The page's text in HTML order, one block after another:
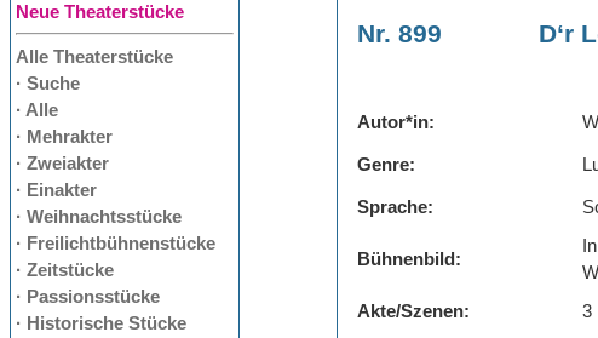
Neue Theaterstücke
Alle Theaterstücke
· Suche
· Alle
· Mehrakter
· Zweiakter
· Einakter
· Weihnachtsstücke
· Freilichtbühnenstücke
· Zeitstücke
· Passionsstücke
· Historische Stücke
Nr. 899 D‘r
Autor*in:
Genre:
Sprache:
Bühnenbild:
Akte/Szenen:
3